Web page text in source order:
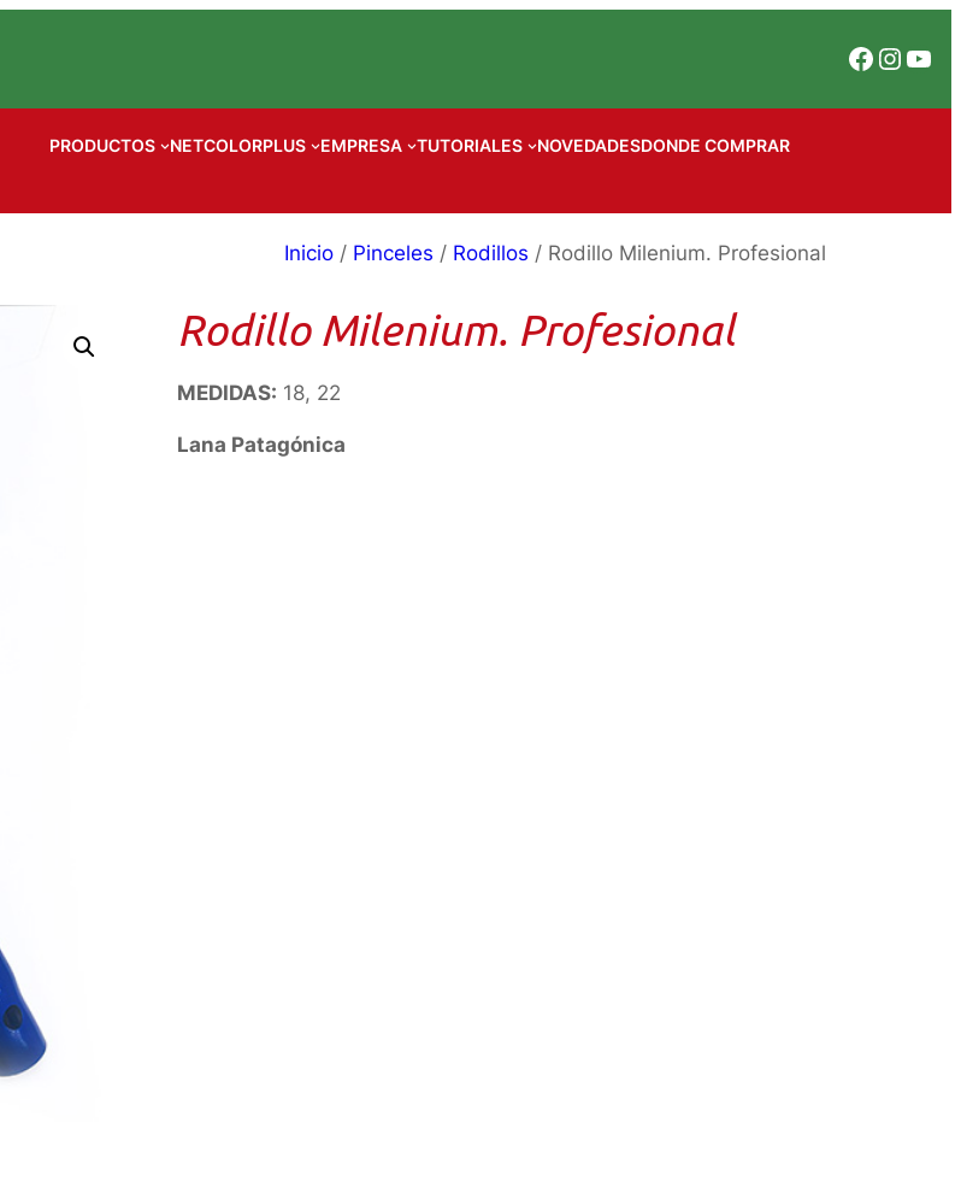
Facebook Instagram YouTube
PRODUCTOS NETCOLORPLUS EMPRESA TUTORIALES NOVEDADESDONDE COMPRAR
Inicio / Pinceles / Rodillos / Rodillo Milenium. Profesional
Rodillo Milenium. Profesional
MEDIDAS: 18, 22
Lana Patagónica